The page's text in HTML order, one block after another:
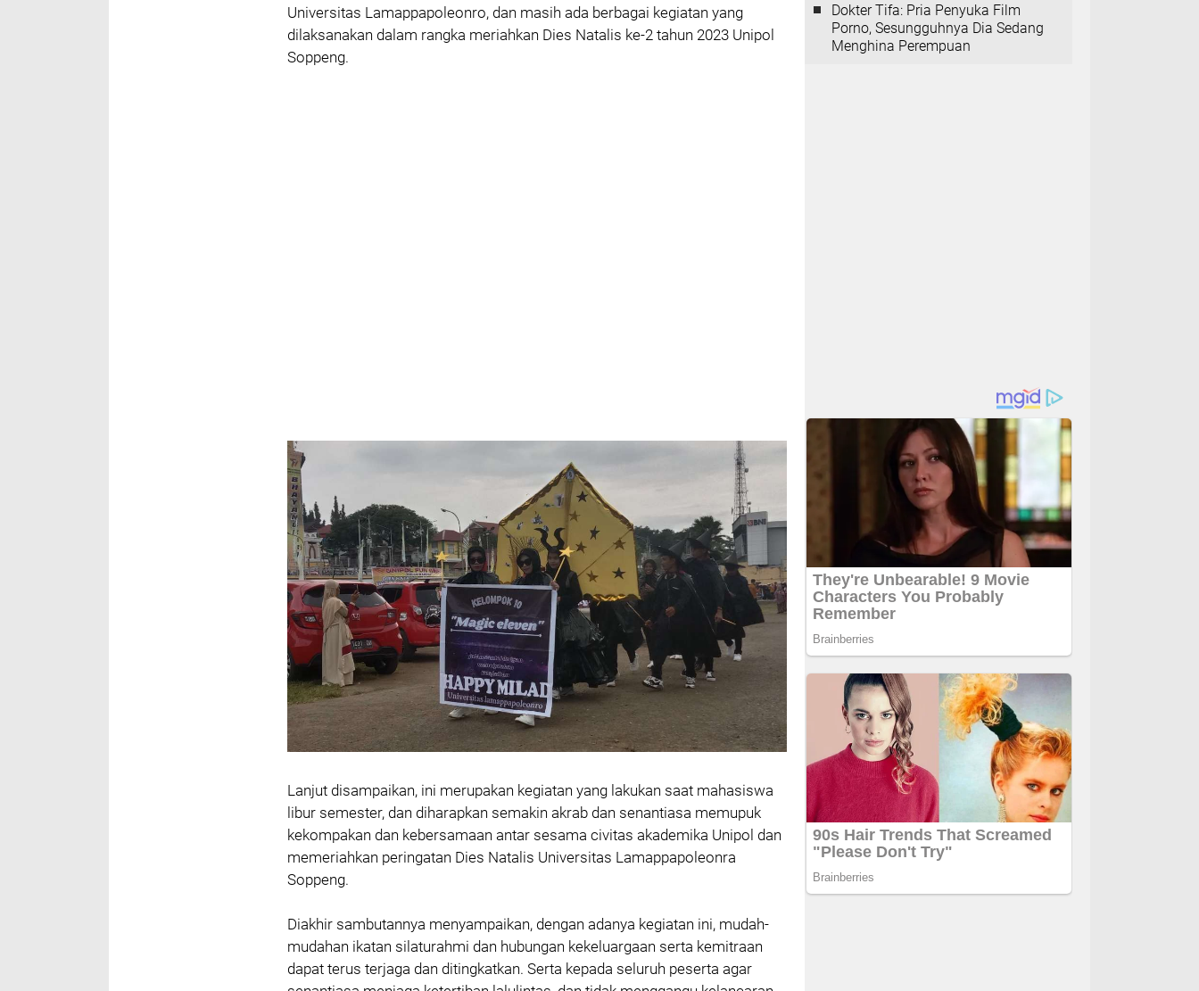
Universitas Lamappapoleonro, dan masih ada berbagai kegiatan yang
dilaksanakan dalam rangka meriahkan Dies Natalis ke-2 tahun 2023 Unipol
Soppeng.
Lanjut disampaikan, ini merupakan kegiatan yang lakukan saat mahasiswa
libur semester, dan diharapkan semakin akrab dan senantiasa memupuk
kekompakan dan kebersamaan antar sesama civitas akademika Unipol dan
memeriahkan peringatan Dies Natalis Universitas Lamappapoleonra
Soppeng.
Diakhir sambutannya menyampaikan, dengan adanya kegiatan ini, mudah-
mudahan ikatan silaturahmi dan hubungan kekeluargaan serta kemitraan
dapat terus terjaga dan ditingkatkan. Serta kepada seluruh peserta agar
Dokter Tifa: Pria Penyuka Film
Porno, Sesungguhnya Dia Sedang
Menghina Perempuan